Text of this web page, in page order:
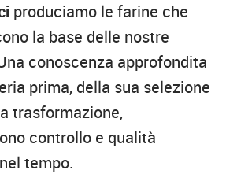
produciamo le farine che
la base delle nostre
conoscenza approfondita
prima, della sua selezione
trasformazione,
controllo e qualità
tempo.